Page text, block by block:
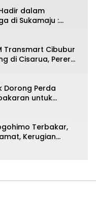
dalam
di Sukamaju :
dan
Transmart Cibubur
di Cisarua, Pererat
Dorong Perda
untuk
Terbakar,
Kerugian